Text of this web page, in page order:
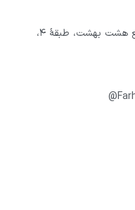
نشانی: مشهد، احمدآباد ۳، مجتمع هشت بهشت، طبقهٔ ۴،